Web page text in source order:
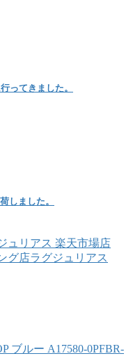
ってきました。
しました。
ュリアス 楽天市場店
ラグジュリアス
ブルー A17580-0PFBR-